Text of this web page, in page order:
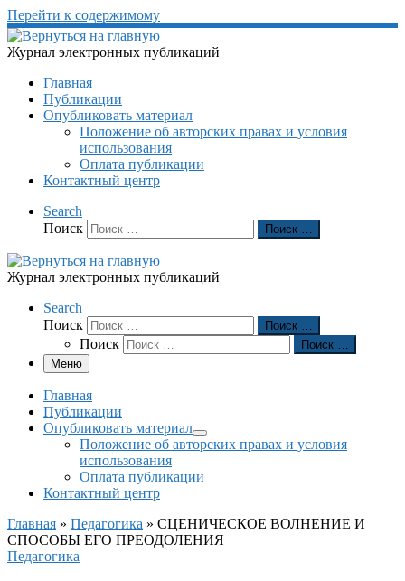
Перейти к содержимому
Журнал электронных публикаций
Главная
Публикации
Опубликовать материал
Положение об авторских правах и условия
использования
Оплата публикации
Контактный центр
Search
Поиск
Поиск …
Журнал электронных публикаций
Search
Поиск
Поиск …
Поиск
Поиск …
Меню
Главная
Публикации
Опубликовать материал
Положение об авторских правах и условия
использования
Оплата публикации
Контактный центр
Главная » Педагогика » СЦЕНИЧЕСКОЕ ВОЛНЕНИЕ И
СПОСОБЫ ЕГО ПРЕОДОЛЕНИЯ
Педагогика